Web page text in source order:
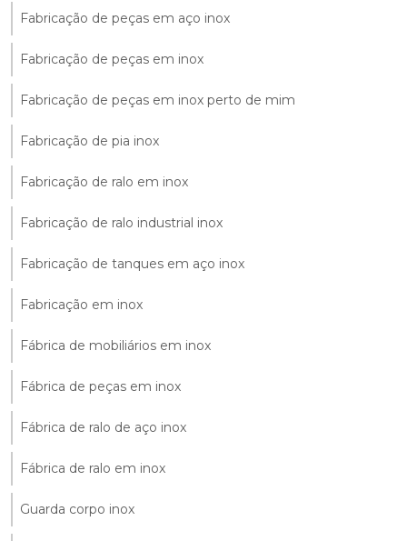
Fabricação de peças em aço inox
Fabricação de peças em inox
Fabricação de peças em inox perto de mim
Fabricação de pia inox
Fabricação de ralo em inox
Fabricação de ralo industrial inox
Fabricação de tanques em aço inox
Fabricação em inox
Fábrica de mobiliários em inox
Fábrica de peças em inox
Fábrica de ralo de aço inox
Fábrica de ralo em inox
Guarda corpo inox